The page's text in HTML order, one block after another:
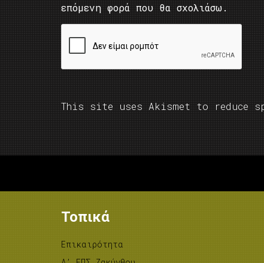
επόμενη φορά που θα σχολιάσω.
This site uses Akismet to reduce
Τοπικά
Επικαιρότητα